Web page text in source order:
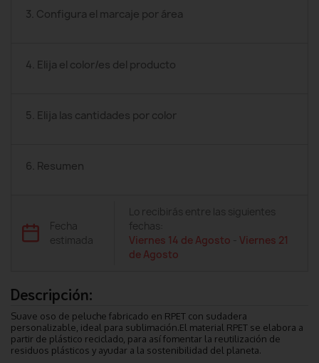
3. Configura el marcaje por área
4. Elija el color/es del producto
5. Elija las cantidades por color
6. Resumen
Fecha
estimada
Lo recibirás entre las siguientes
fechas:
Viernes 14 de Agosto -Viernes 21
de Agosto
Descripción:
Suave oso de peluche fabricado en RPET con sudadera
personalizable, ideal para sublimación.El material RPET se elabora a
partir de plástico reciclado, para así fomentar la reutilización de
residuos plásticos y ayudar a la sostenibilidad del planeta.